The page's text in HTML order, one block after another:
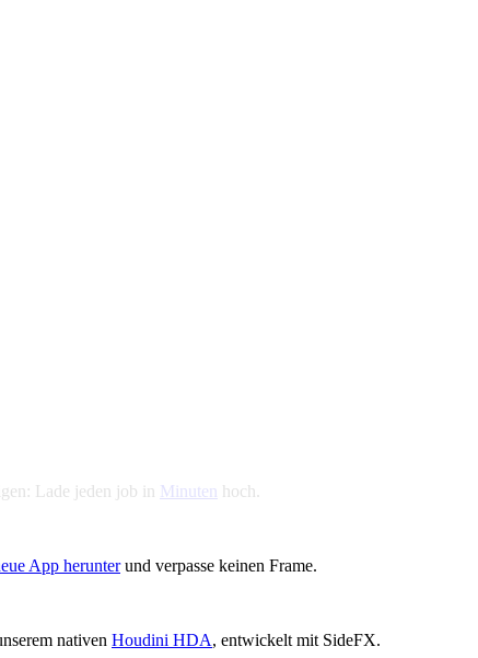
Lade jeden job in Minuten hoch.
App herunterund verpasse keinen Frame.
nativen Houdini HDA, entwickelt mit SideFX.